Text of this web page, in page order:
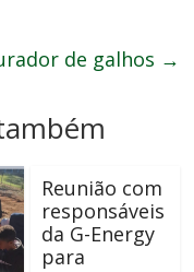
de galhos →
Reunião com
responsáveis
da G-Energy
para